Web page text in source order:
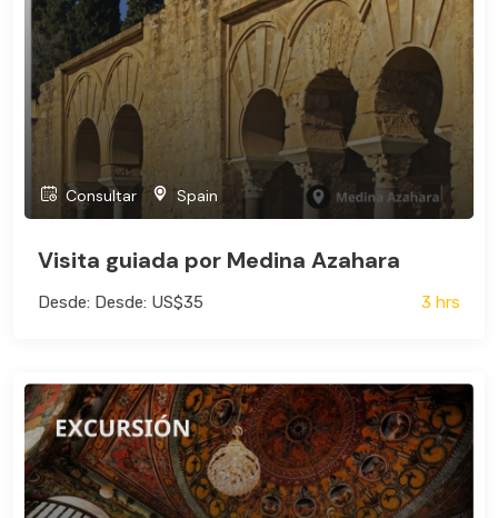
Consultar Spain
Visita guiada por Medina Azahara
Desde: Desde: US$35 3 hrs